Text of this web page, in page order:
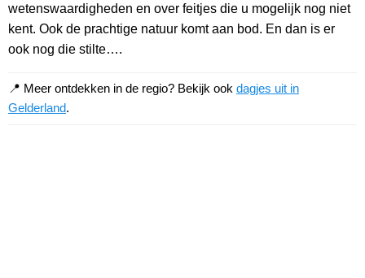
wetenswaardigheden en over feitjes die u mogelijk nog niet
kent. Ook de prachtige natuur komt aan bod. En dan is er
ook nog die stilte….
📍 Meer ontdekken in de regio? Bekijk ook dagjes uit in
Gelderland.